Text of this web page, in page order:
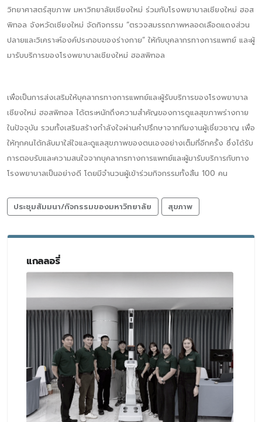
วิทยาศาสตร์สุขภาพ มหาวิทยาลัยเชียงใหม่ ร่วมกับโรงพยาบาลเชียงใหม่ ฮอส
พิทอล จังหวัดเชียงใหม่ จัดกิจกรรม “ตรวจสมรรถภาพหลอดเลือดแดงส่วน
ปลายและวิเคราะห์องค์ประกอบของร่างกาย” ให้กับบุคลากรทางการแพทย์ และผู้
มารับบริการของโรงพยาบาลเชียงใหม่ ฮอสพิทอล
เพื่อเป็นการส่งเสริมให้บุคลากรทางการแพทย์และผู้รับบริการของโรงพยาบาล
เชียงใหม่ ฮอสพิทอล ได้ตระหนักถึงความสำคัญของการดูแลสุขภาพร่างกาย
ในปัจจุบัน รวมทั้งเสริมสร้างกำลังใจผ่านคำปรึกษาจากทีมงานผู้เชี่ยวชาญ เพื่อ
ให้ทุกคนได้กลับมาใส่ใจและดูแลสุขภาพของตนเองอย่างเต็มที่อีกครั้ง ซึ่งได้รับ
การตอบรับและความสนใจจากบุคลากรทางการแพทย์และผู้มารับบริการกับทาง
โรงพยาบาลเป็นอย่างดี โดยมีจำนวนผู้เข้าร่วมกิจกรรมทั้งสิ้น 100 คน
ประชุมสัมมนา/กิจกรรมของมหาวิทยาลัย สุขภาพ
แกลลอรี่